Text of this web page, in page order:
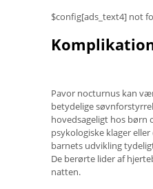
$config[ads_text4] not
Pavor nocturnus kan
betydelige
hovedsageligt hos børn
psykologiske klager
barnets udvikling
De berørte lider af
natten.